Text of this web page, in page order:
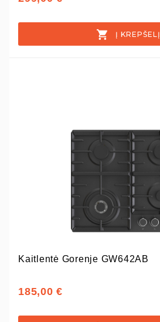
Į KREPŠELĮ
Kaitlentė Gorenje GW642AB
185,00 €